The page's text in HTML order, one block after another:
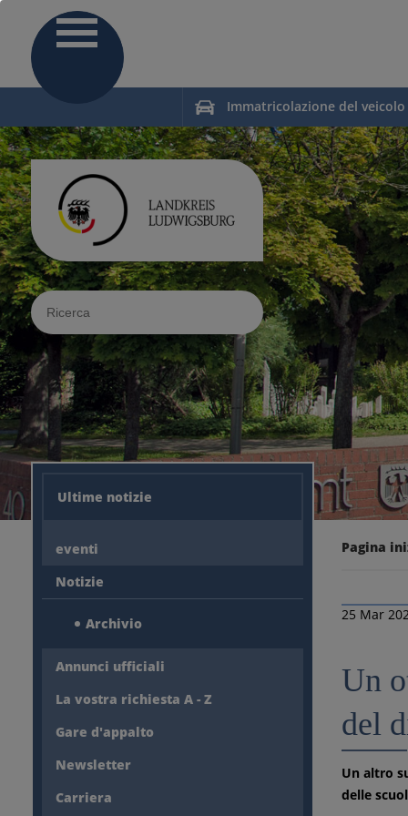
Immatricolazione del veicolo
Sucheingabe
Ultime notizie
eventi
Notizie
Archivio
Annunci ufficiali
La vostra richiesta A - Z
Gare d'appalto
Newsletter
Carriera
Pagina
25 Mar
Un
del
Un altro
delle